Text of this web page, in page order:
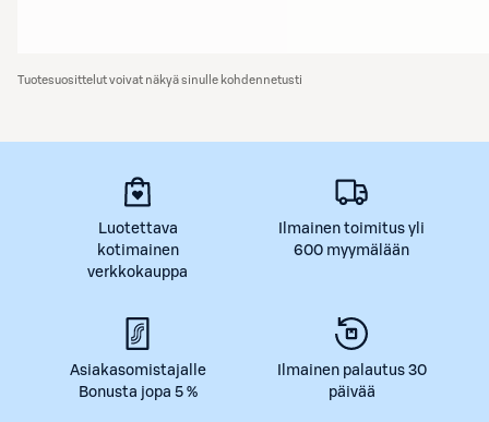
Tuotesuosittelut voivat näkyä sinulle kohdennetusti
Luotettava
kotimainen
verkkokauppa
Ilmainen toimitus yli
600 myymälään
Asiakasomistajalle
Bonusta jopa 5 %
Ilmainen palautus 30
päivää